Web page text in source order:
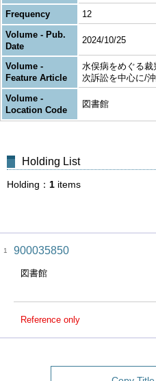
Frequency
12
Volume - Pub.
Date
2024/10/25
Volume -
Feature Article
水俣病をめぐる
次訴訟を中心に/
Volume -
Location Code
図書館
Holding List
Holding 1 items
1 900035850
図書館
Reference only